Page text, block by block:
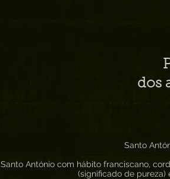
dos
Santo
Santo António com hábito franciscano,
(significado de pureza)